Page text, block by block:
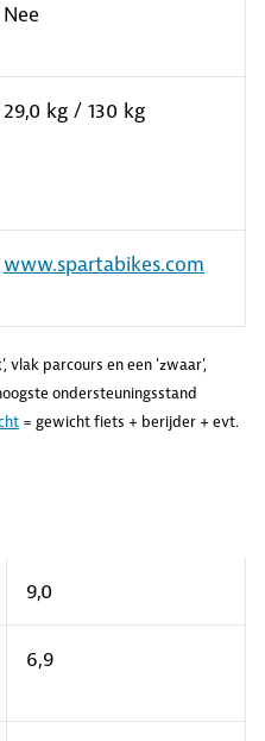
Nee
29,0 kg / 130 kg
www.spartabikes.com
vlak parcours en een 'zwaar',
ondersteuningsstand
= gewicht fiets + berijder + evt.
9,0
6,9